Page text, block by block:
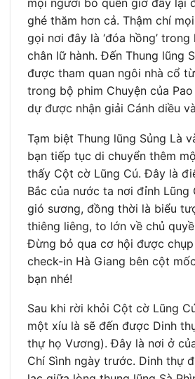
mọi người bỏ quên giờ đây lại
ghé thăm hơn cả. Thậm chí
gọi nơi đây là ‘đóa hồng’
chân lữ hành. Đến Thung lũng
được tham quan ngôi nhà cổ
trong bộ phim Chuyện của
dự được nhận giải Cánh diều
Tạm biệt Thung lũng Sủng Là
bạn tiếp tục di chuyển thêm
thấy Cột cờ Lũng Cú. Đây là
Bắc của nước ta nơi đỉnh Lũng
gió sương, đồng thời là biểu
thiêng liêng, to lớn về chủ
Đừng bỏ qua cơ hội được
check-in Hà Giang bên cột
bạn nhé!
Sau khi rời khỏi Cột cờ Lũng
một xíu là sẽ đến được Dinh
thự họ Vương). Đây là nơi ở
Chí Sình ngày trước. Dinh thự